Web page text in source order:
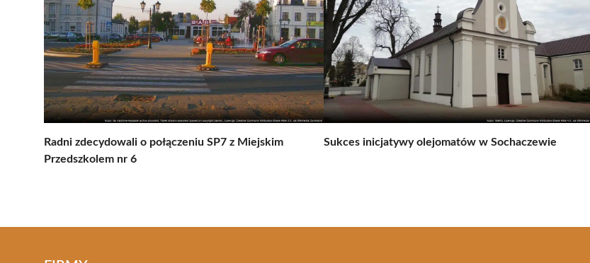
Radni zdecydowali o połączeniu SP7 z Miejskim
Przedszkolem nr 6
Sukces inicjatywy olejomatów w Sochaczewie